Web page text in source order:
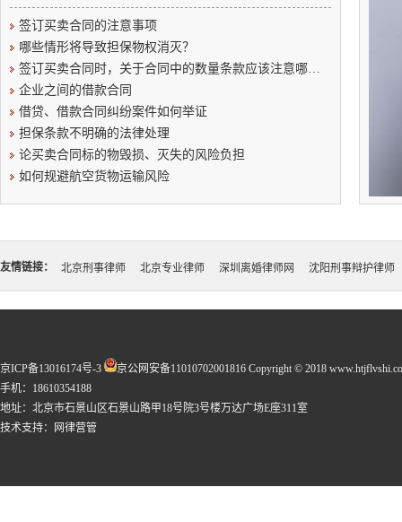
签订买卖合同的注意事项
哪些情形将导致担保物权消灭？
签订买卖合同时，关于合同中的数量条款应该注意哪些问题？
企业之间的借款合同
借贷、借款合同纠纷案件如何举证
担保条款不明确的法律处理
论买卖合同标的物毁损、灭失的风险负担
如何规避航空货物运输风险
友情链接： 北京刑事律师 北京专业律师 深圳离婚律师网 沈阳刑事辩护律师
京ICP备13016174号-3 京公网安备11010702001816 Copyright © 2018
手机：18610354188
地址：北京市石景山区石景山路甲18号院3号楼万达广场E座311室
技术支持：
网律营管